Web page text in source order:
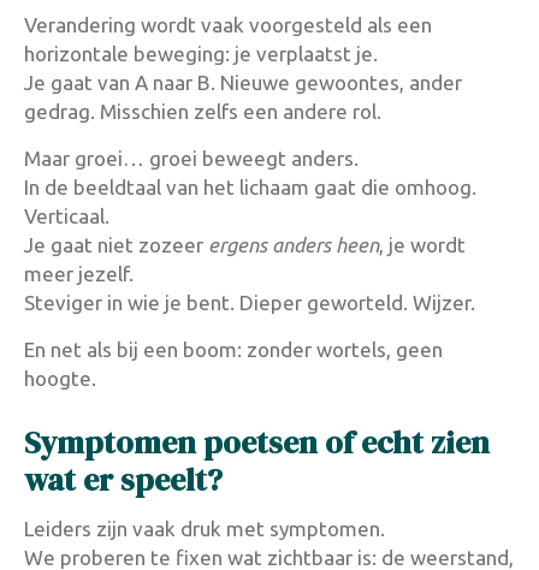
Verandering wordt vaak voorgesteld als een
horizontale beweging: je verplaatst je.
Je gaat van A naar B. Nieuwe gewoontes, ander
gedrag. Misschien zelfs een andere rol.
Maar groei… groei beweegt anders.
In de beeldtaal van het lichaam gaat die omhoog.
Verticaal.
Je gaat niet zozeer ergens anders heen, je wordt
meer jezelf.
Steviger in wie je bent. Dieper geworteld. Wijzer.
En net als bij een boom: zonder wortels, geen
hoogte.
Symptomen poetsen of echt zien
wat er speelt?
Leiders zijn vaak druk met symptomen.
We proberen te fixen wat zichtbaar is: de weerstand,